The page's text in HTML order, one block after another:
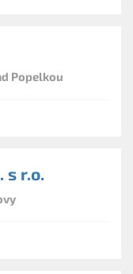
Popelkou
s r.o.